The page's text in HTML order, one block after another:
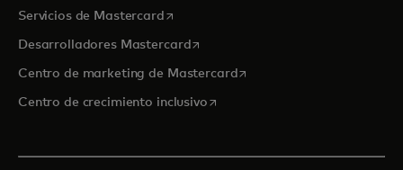
Servicios de Mastercardse abre en una pestaña nueva
Desarrolladores Mastercardse abre en una pestaña nueva
Centro de marketing de Mastercardse abre en una pestaña
Centro de crecimiento inclusivose abre en una pestaña nueva